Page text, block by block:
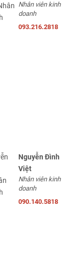
Nhân viên kinh
doanh
093.216.2818
Nguyễn Đình
Việt
Nhân viên kinh
doanh
090.140.5818